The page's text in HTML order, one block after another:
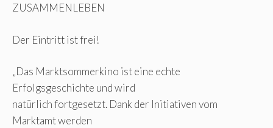
ZUSAMMENLEBEN
Der Eintritt ist frei!
„Das Marktsommerkino ist eine echte
Erfolgsgeschichte und wird
natürlich fortgesetzt. Dank der Initiativen vom
Marktamt werden